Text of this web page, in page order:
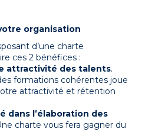
organisation
d’une charte
ces 2 bénéfices :
attractivité des talents.
formations cohérentes joue
attractivité et rétention
dans l’élaboration des
charte vous fera gagner du